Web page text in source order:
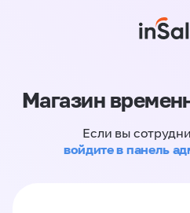
Магазин
Если вы
войдите в панель